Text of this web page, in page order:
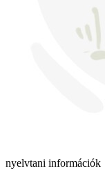
nyelvtani információk